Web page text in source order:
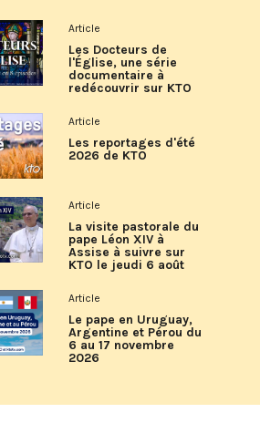
Article
Les Docteurs de
l'Église, une série
documentaire à
redécouvrir sur KTO
Article
Les reportages d'été
2026 de KTO
Article
La visite pastorale du
pape Léon XIV à
Assise à suivre sur
KTO le jeudi 6 août
Article
Le pape en Uruguay,
Argentine et Pérou du
6 au 17 novembre
2026